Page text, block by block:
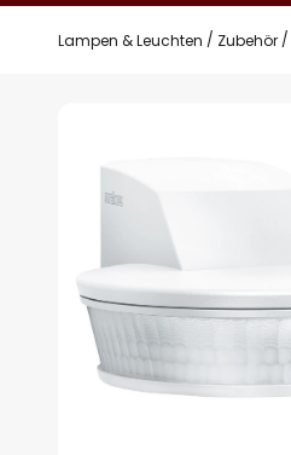
Lampen & Leuchten Zubehör
Bildgalerie